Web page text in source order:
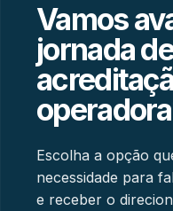
Vamos
jornada
Escolha a opção
necessidade para
e receber o